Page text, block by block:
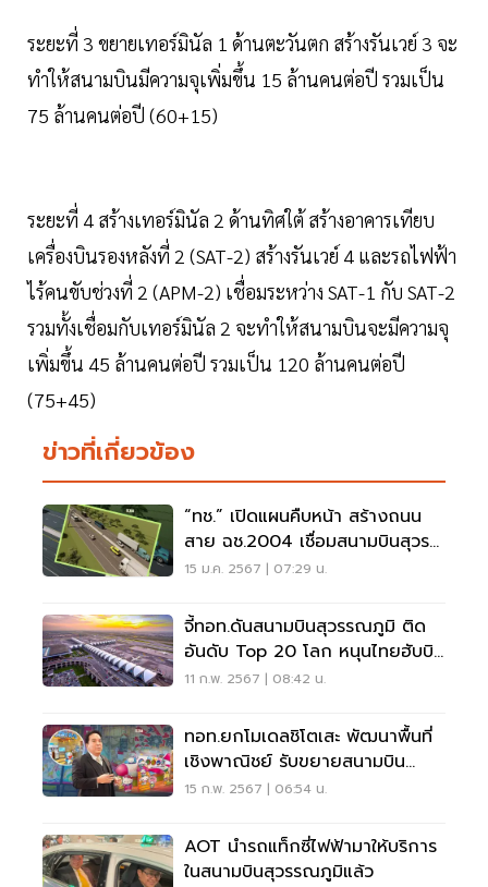
ระยะที่ 3 ขยายเทอร์มินัล 1 ด้านตะวันตก สร้างรันเวย์ 3 จะ
ทำให้สนามบินมีความจุเพิ่มขึ้น 15 ล้านคนต่อปี รวมเป็น
75 ล้านคนต่อปี (60+15)
ระยะที่ 4 สร้างเทอร์มินัล 2 ด้านทิศใต้ สร้างอาคารเทียบ
เครื่องบินรองหลังที่ 2 (SAT-2) สร้างรันเวย์ 4 และรถไฟฟ้า
ไร้คนขับช่วงที่ 2 (APM-2) เชื่อมระหว่าง SAT-1 กับ SAT-2
รวมทั้งเชื่อมกับเทอร์มินัล 2 จะทำให้สนามบินจะมีความจุ
เพิ่มขึ้น 45 ล้านคนต่อปี รวมเป็น 120 ล้านคนต่อปี
(75+45)
ข่าวที่เกี่ยวข้อง
“ทช.” เปิดแผนคืบหน้า สร้างถนน
สาย ฉช.2004 เชื่อมสนามบินสุวรร
รณภูมิ
15 ม.ค. 2567 | 07:29 น.
จี้ทอท.ดันสนามบินสุวรรณภูมิ ติด
อันดับ Top 20 โลก หนุนไทยฮับบิน
ภูมิภาค
11 ก.พ. 2567 | 08:42 น.
ทอท.ยกโมเดลชิโตเสะ พัฒนาพื้นที่
เชิงพาณิชย์ รับขยายสนามบิน
สุวรรณภูมิ
15 ก.พ. 2567 | 06:54 น.
AOT นำรถแท็กซี่ไฟฟ้ามาให้บริการ
ในสนามบินสุวรรณภูมิแล้ว